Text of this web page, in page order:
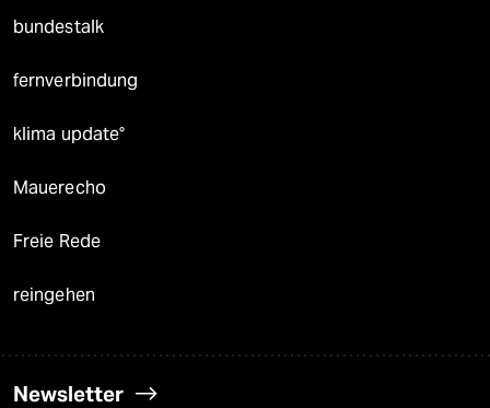
bundestalk
fernverbindung
klima update°
Mauerecho
Freie Rede
reingehen
Newsletter